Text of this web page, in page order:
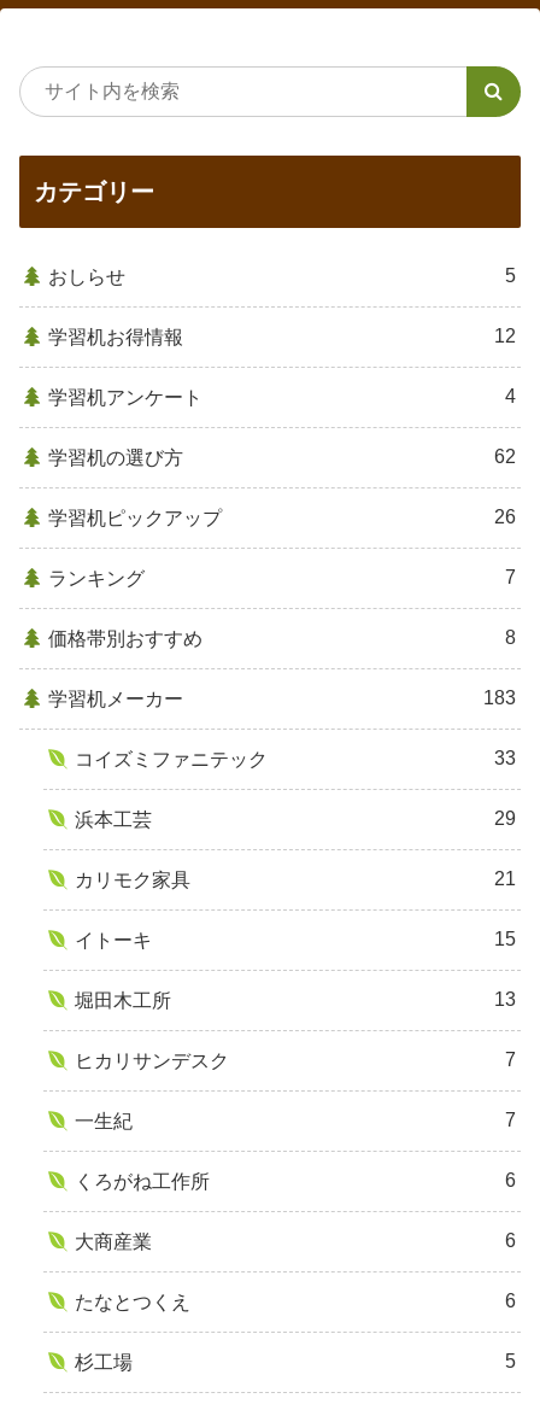
カテゴリー
おしらせ 5
学習机お得情報 12
学習机アンケート 4
学習机の選び方 62
学習机ピックアップ 26
ランキング 7
価格帯別おすすめ 8
学習机メーカー 183
コイズミファニテック 33
浜本工芸 29
カリモク家具 21
イトーキ 15
堀田木工所 13
ヒカリサンデスク 7
一生紀 7
くろがね工作所 6
大商産業 6
たなとつくえ 6
杉工場 5